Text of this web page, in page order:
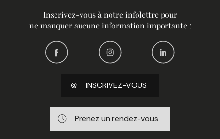
Inscrivez-vous à notre infolettre pour
ne manquer aucune information importante :
INSCRIVEZ-VOUS
Prenez un rendez-vous